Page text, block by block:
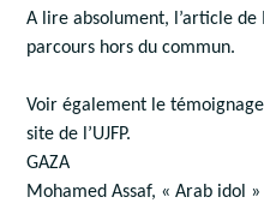
A lire absolument, l’article
parcours hors du commun.
Voir également le
site de l’UJFP.
GAZA
Mohamed Assaf, « Arab idol